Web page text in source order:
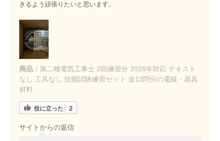
きるよう頑張りたいと思います。
商品： 第二種電気工事士 2回練習分 2026年対応 テキスト
なし 工具なし 技能試験練習セット 全13問分の電線・器具
材料
役に立った 2
サイトからの返信